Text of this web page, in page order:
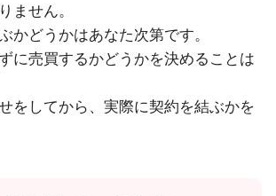
ません。
かどうかはあなた次第です。
に売買するかどうかを決めることは
をしてから、実際に契約を結ぶかを